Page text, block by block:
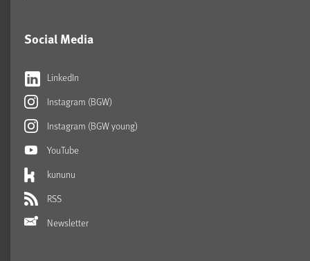
Social Media
LinkedIn
Instagram (BGW)
Instagram (BGW young)
YouTube
kununu
RSS
Newsletter